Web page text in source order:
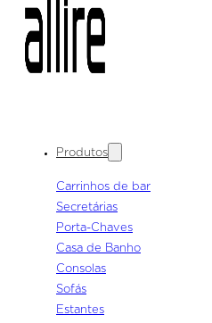
Produtos
Carrinhos de bar
Secretárias
Porta-Chaves
Casa de Banho
Consolas
Sofás
Estantes